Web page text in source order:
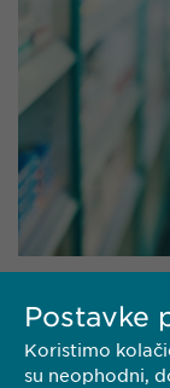
Postavke
Koristimo
su neophodni,